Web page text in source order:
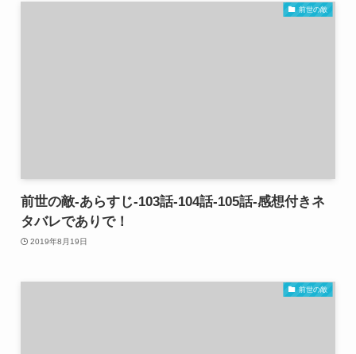
前世の敵
前世の敵-あらすじ-103話-104話-105話-感想付きネ
タバレでありで！
2019年8月19日
前世の敵